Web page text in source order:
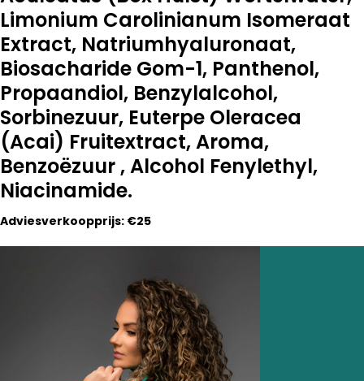
Limonium Carolinianum Isomeraat
Extract, Natriumhyaluronaat,
Biosacharide Gom-1, Panthenol,
Propaandiol, Benzylalcohol,
Sorbinezuur, Euterpe Oleracea
(Acai) Fruitextract, Aroma,
Benzoëzuur , Alcohol Fenylethyl,
Niacinamide.
Adviesverkoopprijs: €25